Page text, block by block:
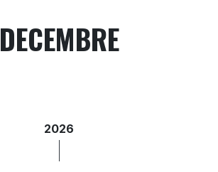
DECEMBRE
2026